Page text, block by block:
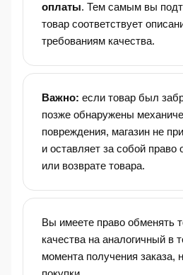
оплаты. Тем самым вы
товар соответствует
требованиям качества.
Важно: если товар был
позже обнаружены
повреждения, магазин не
и оставляет за собой право
или возврате товара.
Вы имеете право обменять
качества на аналогичный в
момента получения заказа,